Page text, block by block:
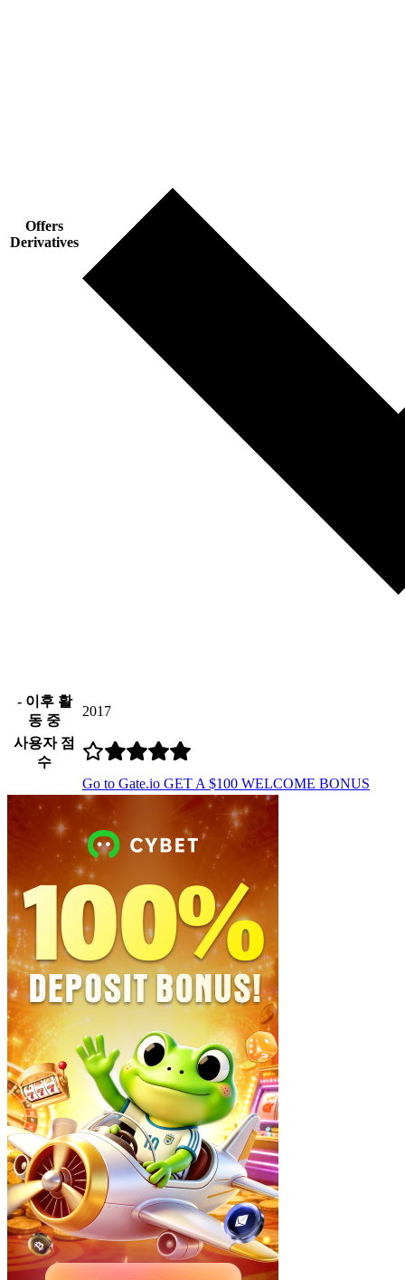
Offers
Derivatives
- 이후 활
동 중
2017
사용자 점
수
Go to Gate.io GET A $100 WELCOME BONUS